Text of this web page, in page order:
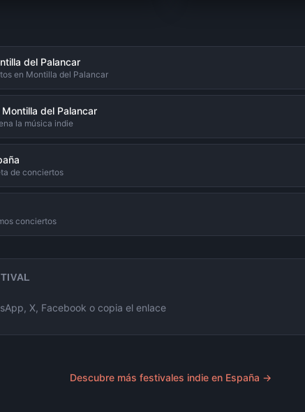
del Palancar
en Montilla del Palancar
del Palancar
la música indie
de conciertos
conciertos
X, Facebook o copia el enlace
Descubre más festivales indie en España →